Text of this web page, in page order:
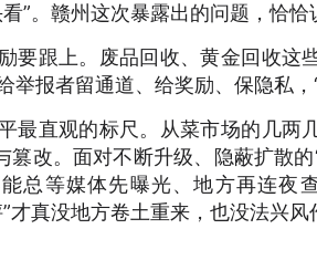
”。赣州这次暴露出的问题，恰
要跟上。废品回收、黄金回收这
举报者留通道、给奖励、保隐私
最直观的标尺。从菜市场的几两
篡改。面对不断升级、隐蔽扩散
总等媒体先曝光、地方再连夜
才真没地方卷土重来，也没法兴风